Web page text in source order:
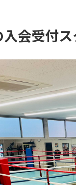
会受付ス